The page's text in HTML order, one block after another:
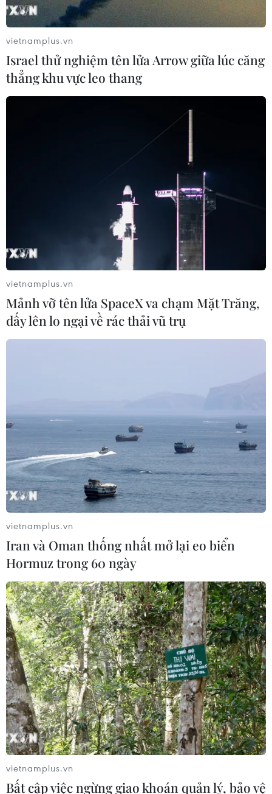
vietnamplus.vn
Israel thử nghiệm tên lửa Arrow giữa lúc căng
thẳng khu vực leo thang
vietnamplus.vn
Mảnh vỡ tên lửa SpaceX va chạm Mặt Trăng,
dấy lên lo ngại về rác thải vũ trụ
vietnamplus.vn
Iran và Oman thống nhất mở lại eo biển
Hormuz trong 60 ngày
vietnamplus.vn
Bất cập việc ngừng giao khoán quản lý, bảo vệ